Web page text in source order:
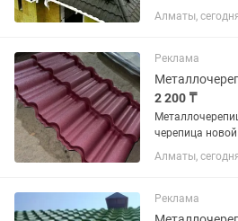
листы,
защитным
методом
Алматы,
Реклама
2 200 ₸
черепица
производиться
Российского
Работаем
изготовителя....
Алматы,
Реклама